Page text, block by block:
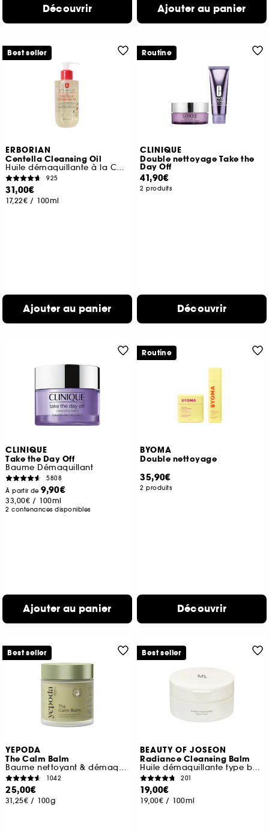
Découvrir Ajouter au panier
ERBORIAN
Centella Cleansing Oil
Huile démaquillante à la Centella Asiatica apaisante
925
31,00€
17,22€ / 100ml
Ajouter au panier
Best seller
CLINIQUE
Double nettoyage Take the
Day Off
41,90€
2 produits
Découvrir
Routine
CLINIQUE
Take the Day Off
Baume Démaquillant
5808
À partir de9,90€
33,00€ / 100ml
2 contenances disponibles
Ajouter au panier
BYOMA
Double nettoyage
35,90€
2 produits
Découvrir
Routine
YEPODA
The Calm Balm
Baume nettoyant & démaquillant doux aux huiles d'olive et de coc
1042
25,00€
31,25€ / 100g
Best seller
BEAUTY OF JOSEON
Radiance Cleansing Balm
Huile démaquillante type baume
201
19,00€
19,00€ / 100ml
Best seller